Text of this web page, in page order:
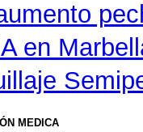
MEDICA